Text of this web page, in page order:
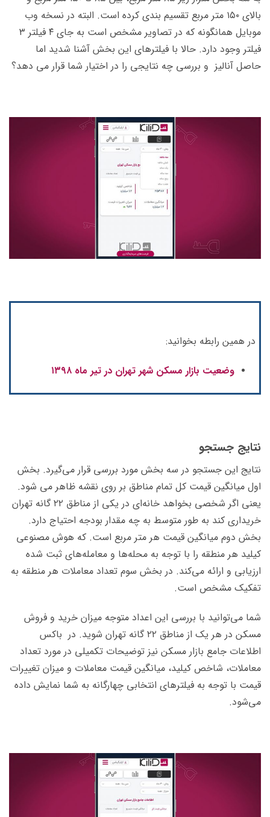
بالای ۱۵۰ متر مربع تقسیم بندی کرده است. البته در نسخه وب
موبایل همانگونه که در تصاویر مشخص است به جای ۴ فیلتر ۳
فیلتر وجود دارد. حالا با فیلترهای این بخش آشنا شدید اما
حاصل آنالیز و بررسی چه نتایجی را در اختیار شما قرار می دهد؟
در همین رابطه بخوانید:
وضعیت بازار مسکن شهر تهران در تیر ماه ۱۳۹۸
نتایج جستجو
نتایج این جستجو در سه بخش مورد بررسی قرار می‌گیرد. بخش
اول میانگین قیمت کل تمام مناطق بر روی نقشه ظاهر می شود.
یعنی اگر شخصی بخواهد خانه‌ای در یکی از مناطق ۲۲ گانه تهران
خریداری کند به طور متوسط به چه مقدار بودجه احتیاج دارد.
بخش دوم میانگین قیمت هر متر مربع است. که هوش مصنوعی
کیلید هر منطقه را با توجه به محله‌ها و معامله‌های ثبت شده
ارزیابی و ارائه می‌کند. در بخش سوم تعداد معاملات هر منطقه به
تفکیک مشخص است.
شما می‌توانید با بررسی این اعداد متوجه میزان خرید و فروش
مسکن در هر یک از مناطق ۲۲ گانه تهران شوید. در باکس
اطلاعات جامع بازار مسکن نیز توضیحات تکمیلی در مورد تعداد
معاملات، شاخص کیلید، میانگین قیمت معاملات و میزان تغییرات
قیمت با توجه به فیلترهای انتخابی چهارگانه به شما نمایش داده
می‌شود.